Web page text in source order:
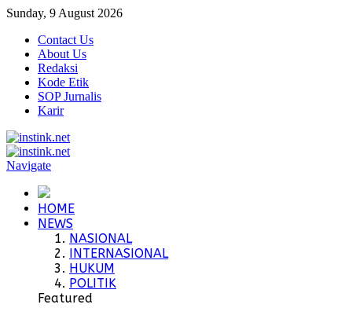
Sunday, 9 August 2026
Contact Us
About Us
Redaksi
Kode Etik
SOP Jurnalis
Karir
Navigate
HOME
NEWS
NASIONAL
INTERNASIONAL
HUKUM
POLITIK
Featured